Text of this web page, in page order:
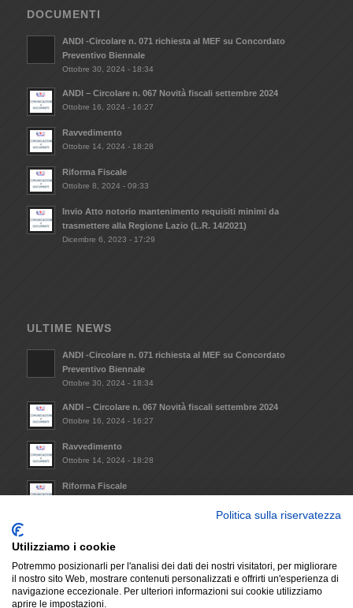
DOCUMENTI
ANDI -Circolare n. 071 richiesta al MEF su Concordato
Preventivo Biennale
Ottobre 30, 2024 - 18:34
ANDI – Circolare n. 067 Novità fiscali settembre 2024
Ottobre 16, 2024 - 16:27
Ravvedimento
Ottobre 14, 2024 - 18:28
Riforma Fiscale
Ottobre 8, 2024 - 09:33
Invio Atto notorio mantenimento requisiti minimi da
trasmettere alla Regione Lazio (L.R. 14/2021)
Dicembre 6, 2023 - 17:29
ULTIME NEWS
ANDI -Circolare n. 071 richiesta al MEF su Concordato
Preventivo Biennale
Ottobre 30, 2024 - 18:34
ANDI – Circolare n. 067 Novità fiscali settembre 2024
Ottobre 16, 2024 - 16:27
Ravvedimento
Ottobre 14, 2024 - 18:28
Riforma Fiscale
Dicembre 6, 2023 - 17:29
Politica sulla riservatezza
Utilizziamo i cookie
Potremmo posizionarli per l'analisi dei dati dei nostri visitatori, per migliorare
il nostro sito Web, mostrare contenuti personalizzati e offrirti un'esperienza di
navigazione eccezionale. Per ulteriori informazioni sui cookie utilizziamo
aprire le impostazioni.